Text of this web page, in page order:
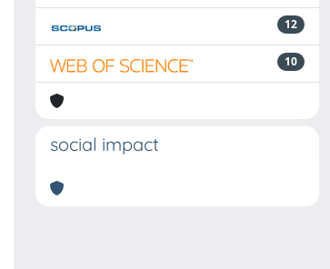
12
10
social impact